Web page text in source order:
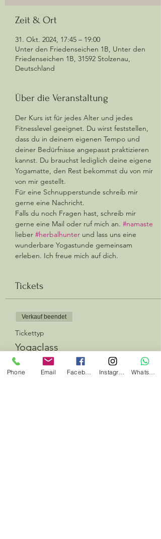
Zeit & Ort
31. Okt. 2024, 17:45 – 19:00
Unter den Friedenseichen 1B, Unter den
Friedenseichen 1B, 31592 Stolzenau,
Deutschland
Über die Veranstaltung
Der Kurs ist für jedes Alter und jedes
Fitnesslevel geeignet. Du wirst feststellen,
dass du in deinem eigenen Tempo und
deiner Bedürfnisse angepasst praktizieren
kannst. Du brauchst lediglich deine eigene
Yogamatte, den Rest bekommst du von mir
von mir gestellt.
Für eine Schnupperstunde schreib mir
gerne eine Nachricht.
Falls du noch Fragen hast, schreib mir
gerne eine Mail oder ruf mich an. #namaste
lieber #herbalhunter und lass uns eine
wunderbare Yogastunde gemeinsam
erleben. Ich freue mich auf dich.
Tickets
Verkauf beendet
Tickettyp
Yogaclass
Preis
Phone Email